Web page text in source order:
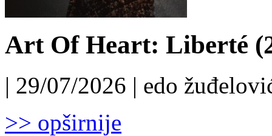
Art Of Heart: Liberté
| 29/07/2026 | edo
>> opširnije